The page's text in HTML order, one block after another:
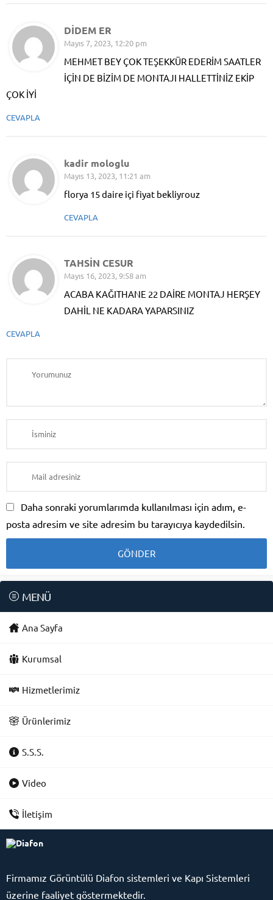
DİDEM ER
Mayıs 7, 2023, 12:20 pm
MEHMET BEY ÇOK TEŞEKKÜR EDERİM SAATLER
İÇİN DE BİZİM DE MONTAJI HALLETTİNİZ EKİP
ÇOK İYİ
CEVAPLA
kadir mologlu
Mayıs 13, 2023, 11:21 am
florya 15 daire içi fiyat bekliyrouz
CEVAPLA
TAHSİN CESUR
Mayıs 16, 2023, 9:58 am
ACABA KAĞITHANE 22 DAİRE MONTAJ HERŞEY
DAHİL NE KADARA YAPARSINIZ
CEVAPLA
Daha sonraki yorumlarımda kullanılması için adım, e-
posta adresim ve site adresim bu tarayıcıya kaydedilsin.
MENÜ
Ana Sayfa
Kurumsal
Hizmetlerimiz
Ürünlerimiz
S.S.S.
Video
İletişim
Firmamız Görüntülü Diafon sistemleri ve Kapı Sistemleri
üzerine faaliyet göstermektedir.